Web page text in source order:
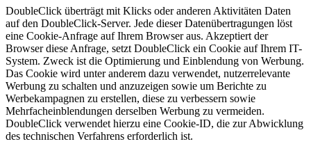
DoubleClick überträgt mit Klicks oder anderen Aktivitäten Daten
auf den DoubleClick-Server. Jede dieser Datenübertragungen löst
eine Cookie-Anfrage auf Ihrem Browser aus. Akzeptiert der
Browser diese Anfrage, setzt DoubleClick ein Cookie auf Ihrem IT-
System. Zweck ist die Optimierung und Einblendung von Werbung.
Das Cookie wird unter anderem dazu verwendet, nutzerrelevante
Werbung zu schalten und anzuzeigen sowie um Berichte zu
Werbekampagnen zu erstellen, diese zu verbessern sowie
Mehrfacheinblendungen derselben Werbung zu vermeiden.
DoubleClick verwendet hierzu eine Cookie-ID, die zur Abwicklung
des technischen Verfahrens erforderlich ist.